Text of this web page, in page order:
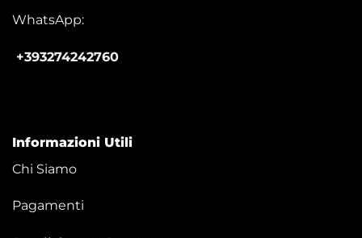
WhatsApp:
+393274242760
Informazioni Utili
Chi Siamo
Pagamenti